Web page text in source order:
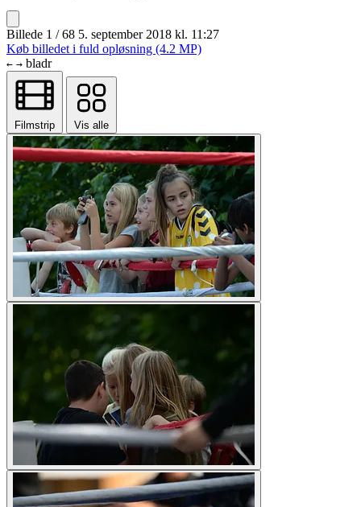
Billede 1 / 68 5. september 2018 kl. 11:27
Køb billedet i fuld opløsning (4.2 MP)
← → bladr
Filmstrip Vis alle